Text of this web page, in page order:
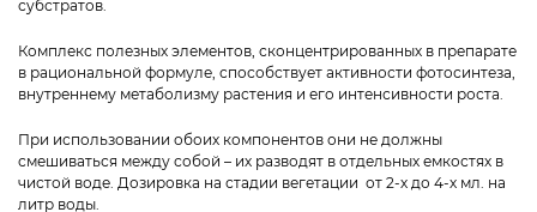
субстратов.
Комплекс полезных элементов, сконцентрированных в препарате
в рациональной формуле, способствует активности фотосинтеза,
внутреннему метаболизму растения и его интенсивности роста.
При использовании обоих компонентов они не должны
смешиваться между собой – их разводят в отдельных емкостях в
чистой воде. Дозировка на стадии вегетации от 2-х до 4-х мл. на
литр воды.